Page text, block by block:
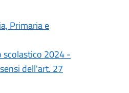
Primaria e
scolastico 2024 -
dell'art. 27